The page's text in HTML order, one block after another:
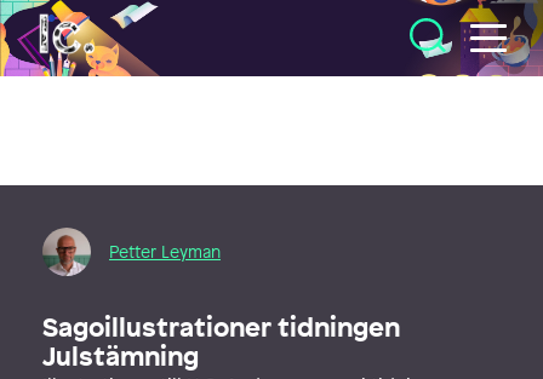
Illustratörcentrum
Petter Leyman
Sagoillustrationer tidningen
Julstämning